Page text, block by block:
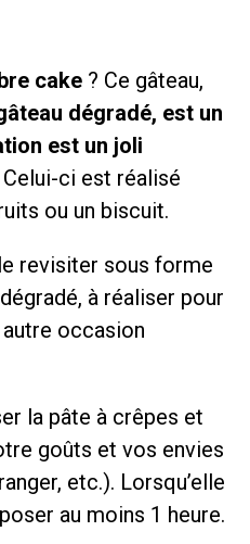
cake ? Ce gâteau,
dégradé, est un
est un joli
Celui-ci est réalisé
ou un biscuit.
revisiter sous forme
à réaliser pour
occasion
la pâte à crêpes et
goûts et vos envies
etc.). Lorsqu’elle
au moins 1 heure.